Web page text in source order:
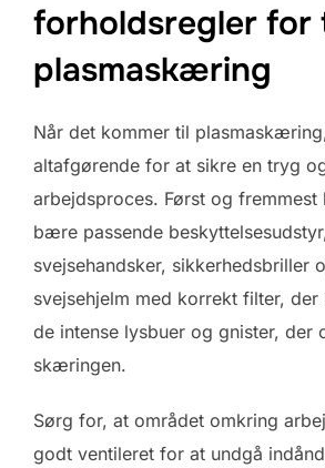
forholdsregler for
plasmaskæring
Når det kommer til
altafgørende for at sikre en tryg
arbejdsproces. Først og fremmest
bære passende
svejsehandsker, sikkerhedsbriller
svejsehjelm med korrekt filter,
de intense lysbuer og gnister, der
skæringen.
Sørg for, at området omkring
godt ventileret for at undgå